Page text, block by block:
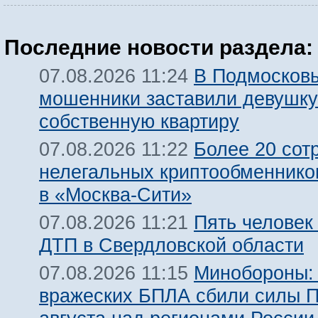
Последние новости раздела:
07.08.2026 11:24 В
мошенники заставили
собственную квартиру
07.08.2026 11:22 Более 20
нелегальных
в «Москва-Сити»
07.08.2026 11:21 Пять
ДТП в Свердловской области
07.08.2026 11:15 Минобороны:
вражеских БПЛА сбили силы